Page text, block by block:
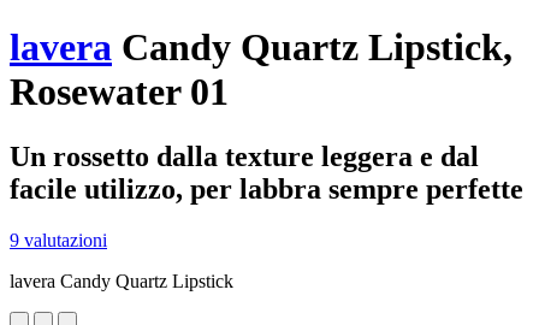
lavera Candy Quartz Lipstick,
Rosewater 01
Un rossetto dalla texture leggera e dal
facile utilizzo, per labbra sempre perfette
9 valutazioni
lavera Candy Quartz Lipstick